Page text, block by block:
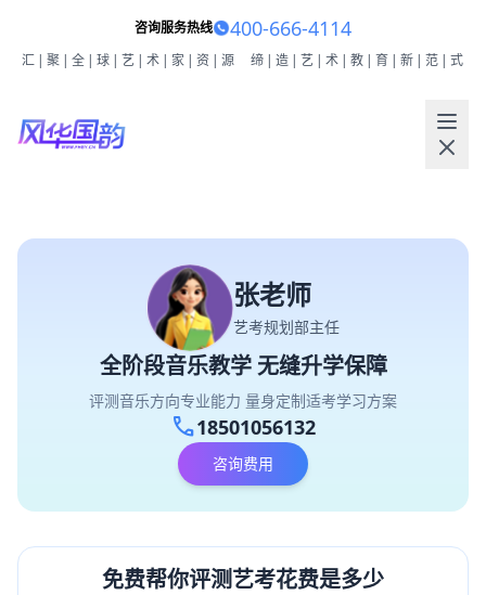
咨询服务热线 400-666-4114
汇|聚|全|球|艺|术|家|资|源 缔|造|艺|术|教|育|新|范|式
张老师
艺考规划部主任
全阶段音乐教学 无缝升学保障
评测音乐方向专业能力 量身定制适考学习方案
call18501056132
咨询费用
免费帮你评测艺考花费是多少